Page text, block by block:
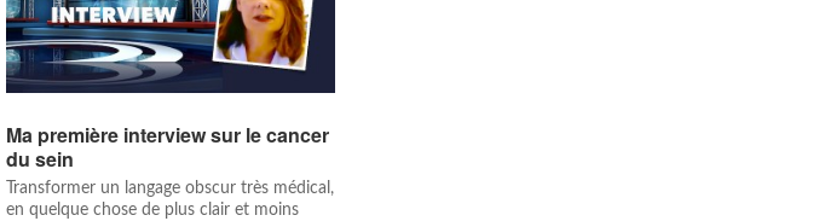
Ma première interview sur le cancer
du sein
Transformer un langage obscur très médical,
en quelque chose de plus clair et moins